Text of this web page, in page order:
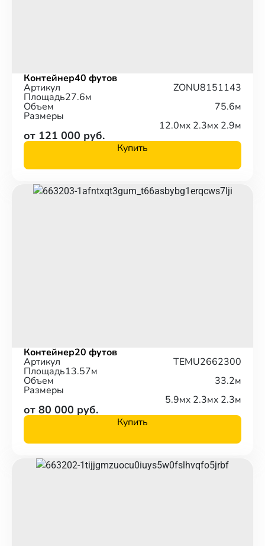
Контейнер40 футов
Артикул ZONU8151143
Площадь27.6м
Объем 75.6м
Размеры
12.0мx 2.3мx 2.9м
от 121 000 руб.
Купить
Контейнер20 футов
Артикул TEMU2662300
Площадь13.57м
Объем 33.2м
Размеры
5.9мx 2.3мx 2.3м
от 80 000 руб.
Купить